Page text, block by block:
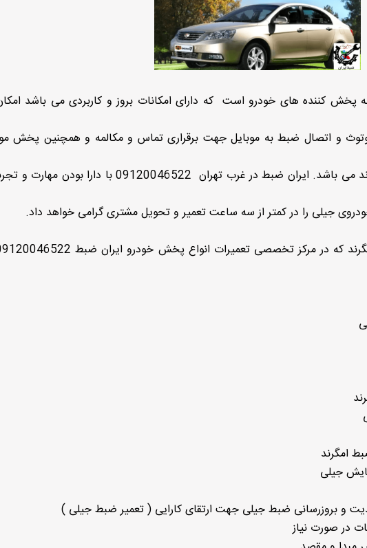
کننده های خودرو است که دارای امکانات بروز و کاربردی می باشد
و اتصال ضبط به موبایل جهت برقراری تماس و مکالمه و همچنین پخش
از قابلیت های پخش خودروی جیلی امگرند می باشد. ایران ضبط در غرب تهران 09120046522 با
جیلی را در کمتر از سه ساعت تعمیر و تحویل مشتری گرامی خواهد داد.
امگرند
جیلی
و بروزرسانی ضبط جیلی جهت ارتقای کارایی ( تعمیر ضبط جیلی )
در صورت نیاز